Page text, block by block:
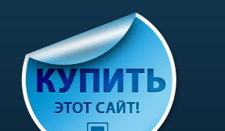
содержимому